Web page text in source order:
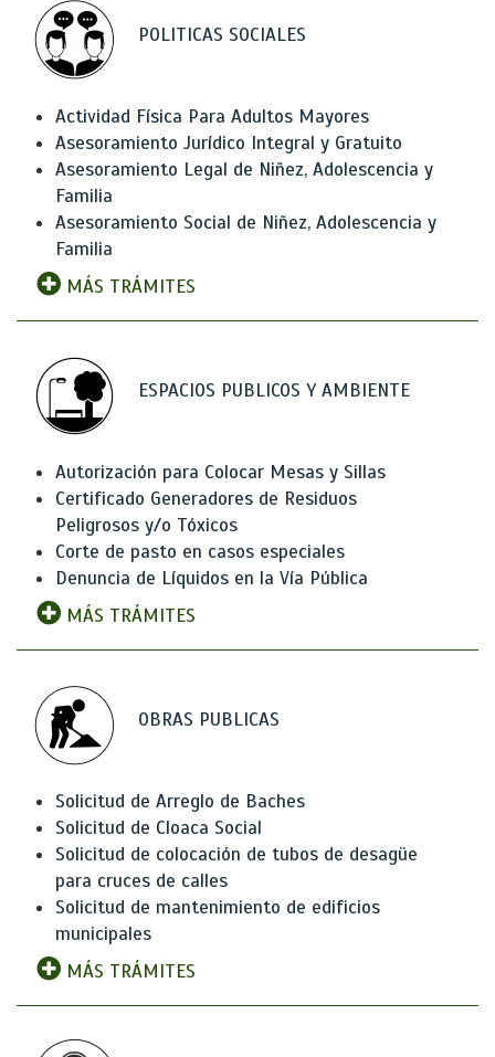
POLITICAS SOCIALES
Actividad Física Para Adultos Mayores
Asesoramiento Jurídico Integral y Gratuito
Asesoramiento Legal de Niñez, Adolescencia y
Familia
Asesoramiento Social de Niñez, Adolescencia y
Familia
MÁS TRÁMITES
ESPACIOS PUBLICOS Y AMBIENTE
Autorización para Colocar Mesas y Sillas
Certificado Generadores de Residuos
Peligrosos y/o Tóxicos
Corte de pasto en casos especiales
Denuncia de Líquidos en la Vía Pública
MÁS TRÁMITES
OBRAS PUBLICAS
Solicitud de Arreglo de Baches
Solicitud de Cloaca Social
Solicitud de colocación de tubos de desagüe
para cruces de calles
Solicitud de mantenimiento de edificios
municipales
MÁS TRÁMITES